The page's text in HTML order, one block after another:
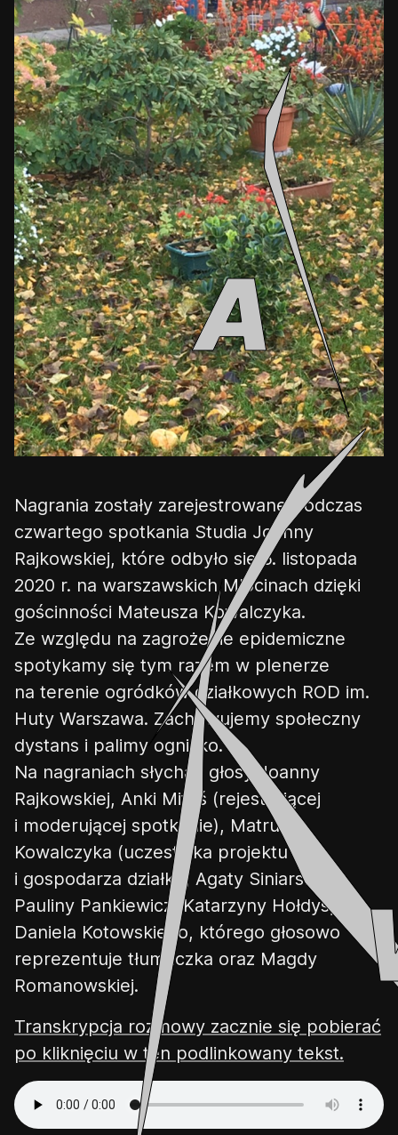
Nagrania zostały zarejestrowane podczas
czwartego spotkania Studia Joanny
Rajkowskiej, które odbyło się 5. listopada
2020 r. na warszawskich Młocinach dzięki
gościnności Mateusza Kowalczyka.
Ze względu na zagrożenie epidemiczne
spotykamy się tym razem w plenerze
na terenie ogródków działkowych ROD im.
Huty Warszawa. Zachowujemy społeczny
dystans i palimy ognisko.
Na nagraniach słychać głosy Joanny
Rajkowskiej, Anki Mituś (rejestrującej
i moderującej spotkanie), Matrusza
Kowalczyka (uczestnika projektu
i gospodarza działki), Agaty Siniarskiej,
Pauliny Pankiewicz, Katarzyny Hołdys,
Daniela Kotowskiego, którego głosowo
reprezentuje tłumaczka oraz Magdy
Romanowskiej.
Transkrypcja rozmowy zacznie się pobierać
po kliknięciu w ten podlinkowany tekst.
👎